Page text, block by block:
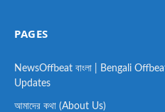
PAGES
NewsOffbeat বাংলা | Bengali
Updates
আমাদের কথা (About Us)